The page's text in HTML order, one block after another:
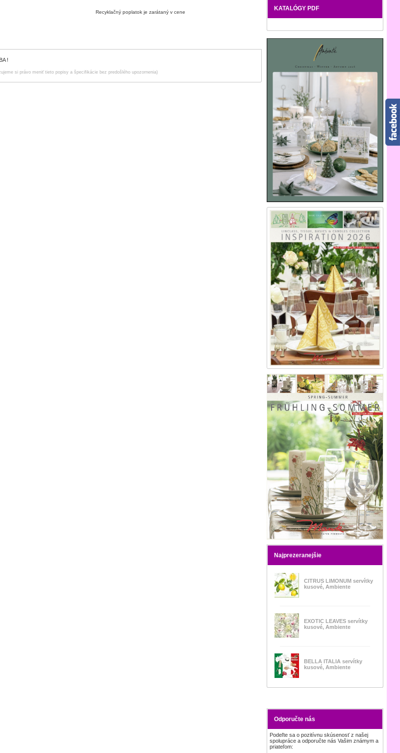
KATALÓGY PDF
Najprezeranejšie
CITRUS LIMONUM servítky
kusové, Ambiente
EXOTIC LEAVES servítky
kusové, Ambiente
BELLA ITALIA servítky
kusové, Ambiente
Odporučte nás
Podeľte sa o pozitívnu skúsenosť z našej
spolupráce a odporučte nás Vašim známym a
priateľom:
Recyklačný poplatok je zarátaný v cene
!
si právo meniť tieto popisy a špecifikácie bez predošlého upozornenia)